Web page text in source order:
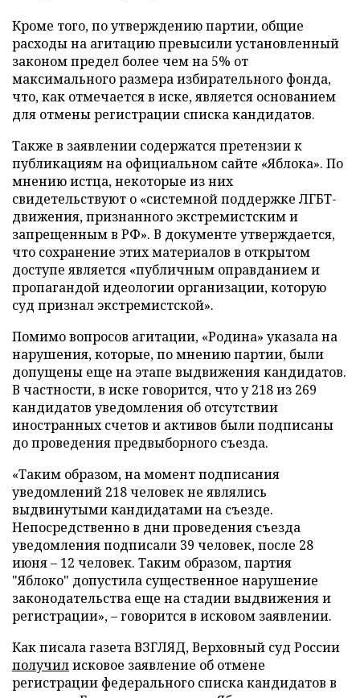
Кроме того, по утверждению партии, общие
расходы на агитацию превысили установленный
законом предел более чем на 5% от
максимального размера избирательного фонда,
что, как отмечается в иске, является основанием
для отмены регистрации списка кандидатов.
Также в заявлении содержатся претензии к
публикациям на официальном сайте «Яблока». По
мнению истца, некоторые из них
свидетельствуют о «системной поддержке ЛГБТ-
движения, признанного экстремистским и
запрещенным в РФ». В документе утверждается,
что сохранение этих материалов в открытом
доступе является «публичным оправданием и
пропагандой идеологии организации, которую
суд признал экстремистской».
Помимо вопросов агитации, «Родина» указала на
нарушения, которые, по мнению партии, были
допущены еще на этапе выдвижения кандидатов.
В частности, в иске говорится, что у 218 из 269
кандидатов уведомления об отсутствии
иностранных счетов и активов были подписаны
до проведения предвыборного съезда.
«Таким образом, на момент подписания
уведомлений 218 человек не являлись
выдвинутыми кандидатами на съезде.
Непосредственно в дни проведения съезда
уведомления подписали 39 человек, после 28
июня – 12 человек. Таким образом, партия
"Яблоко" допустила существенное нарушение
законодательства еще на стадии выдвижения и
регистрации», – говорится в исковом заявлении.
Как писала газета ВЗГЛЯД, Верховный суд России
получилисковое заявление об отмене
регистрации федерального списка кандидатов в